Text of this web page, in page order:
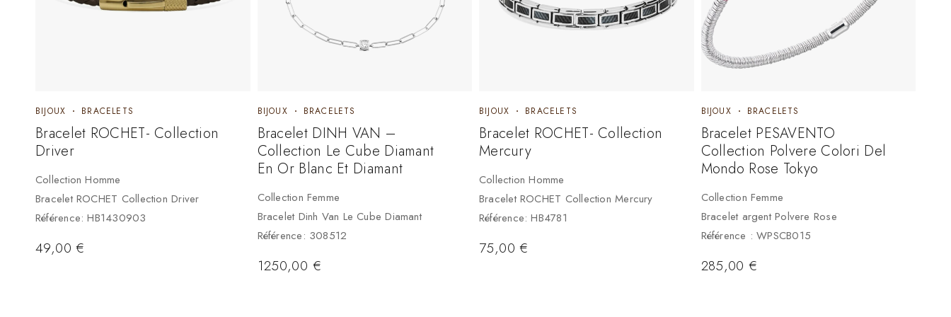
BIJOUX BRACELETS
Bracelet ROCHET- Collection
Driver
Collection Homme
Bracelet ROCHET Collection Driver
Référence: HB1430903
49,00€
BIJOUX BRACELETS
Bracelet DINH VAN –
Collection Le Cube Diamant
En Or Blanc Et Diamant
Collection Femme
Bracelet Dinh Van Le Cube Diamant
Référence: 308512
1250,00 €
BIJOUX BRACELETS
Bracelet ROCHET- Collection
Mercury
Collection Homme
Bracelet ROCHET Collection Mercury
Référence: HB4781
75,00€
BIJOUX BRACELETS
Bracelet PESAVENTO
Collection Polvere Colori Del
Mondo Rose Tokyo
Collection Femme
Bracelet argent Polvere Rose
Référence : WPSCB015
285,00€